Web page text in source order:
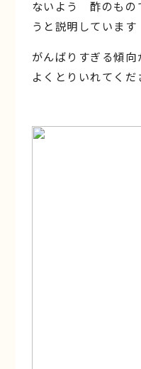
ないよう 酢のもの
うと説明しています
がんばりすぎる傾
よくとりいれてくだ